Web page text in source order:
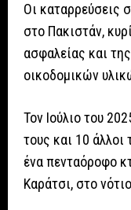
Οι καταρρεύσεις
στο Πακιστάν,
ασφαλείας και
οικοδομικών
Τον Ιούλιο του
τους και 10
ένα πενταόροφο
Καράτσι, στο